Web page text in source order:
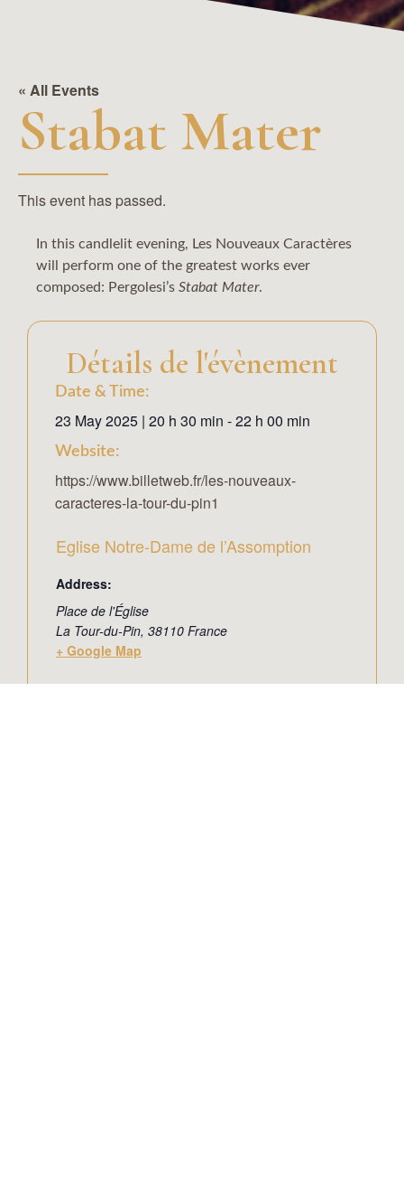
« All Events
Stabat Mater
This event has passed.
In this candlelit evening, Les Nouveaux Caractères
will perform one of the greatest works ever
composed: Pergolesi’s Stabat Mater.
Détails de l'évènement
Date & Time:
23 May 2025 | 20 h 30 min -22 h 00 min
Website:
https://www.billetweb.fr/les-nouveaux-
caracteres-la-tour-du-pin1
Eglise Notre-Dame de l’Assomption
Address:
Place de l'Église
La Tour-du-Pin, 38110 France
+ Google Map